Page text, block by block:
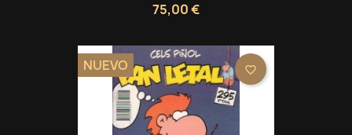
75,00 €
NUEVO favorite_border